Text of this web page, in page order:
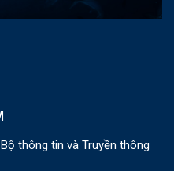
thông tin và Truyền thông